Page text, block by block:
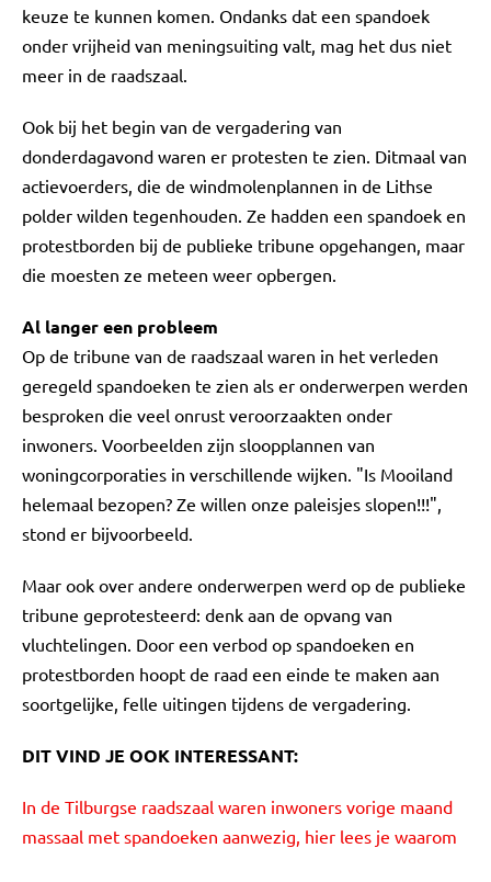
keuze te kunnen komen. Ondanks dat een spandoek
onder vrijheid van meningsuiting valt, mag het dus niet
meer in de raadszaal.
Ook bij het begin van de vergadering van
donderdagavond waren er protesten te zien. Ditmaal van
actievoerders, die de windmolenplannen in de Lithse
polder wilden tegenhouden. Ze hadden een spandoek en
protestborden bij de publieke tribune opgehangen, maar
die moesten ze meteen weer opbergen.
Al langer een probleem
Op de tribune van de raadszaal waren in het verleden
geregeld spandoeken te zien als er onderwerpen werden
besproken die veel onrust veroorzaakten onder
inwoners. Voorbeelden zijn sloopplannen van
woningcorporaties in verschillende wijken. "Is Mooiland
helemaal bezopen? Ze willen onze paleisjes slopen!!!",
stond er bijvoorbeeld.
Maar ook over andere onderwerpen werd op de publieke
tribune geprotesteerd: denk aan de opvang van
vluchtelingen. Door een verbod op spandoeken en
protestborden hoopt de raad een einde te maken aan
soortgelijke, felle uitingen tijdens de vergadering.
DIT VIND JE OOK INTERESSANT:
In de Tilburgse raadszaal waren inwoners vorige maand
massaal met spandoeken aanwezig, hier lees je waarom